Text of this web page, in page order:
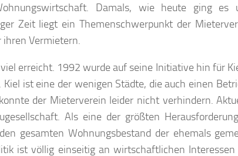
Damals, wie heute ging es
Zeit liegt ein Themenschwerpunkt der
ihren Vermietern.
erreicht. 1992 wurde auf seine Initiative hin für
ist eine der wenigen Städte, die auch einen
der Mieterverein leider nicht verhindern.
Als eine der größten
gesamten Wohnungsbestand der ehemals
ist völlig einseitig an wirtschaftlichen